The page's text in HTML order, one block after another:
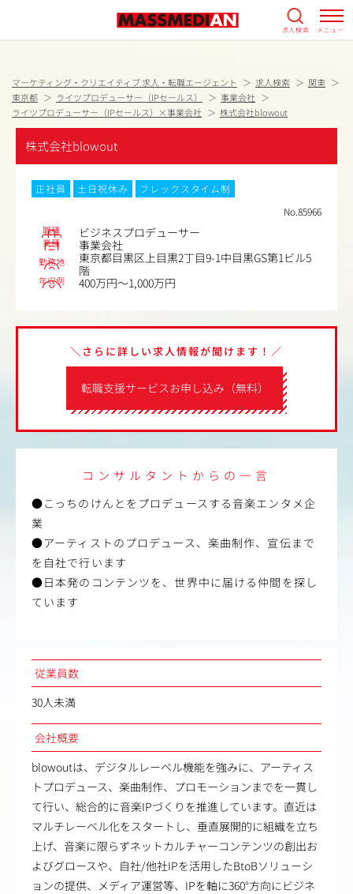
求人検索 メニュー
マーケティング・クリエイティブ 求人・転職エージェント 求人検索
関東
東京都
ライツプロデューサー（IPセールス）
事業会社
ライツプロデューサー（IPセールス）×事業会社
株式会社blowout
株式会社blowout
正社員 土日祝休み
フレックスタイム制
No.85966
職種 ビジネスプロデューサー
業種 事業会社
勤務地
東京都目黒区上目黒2丁目9-1中目黒GS第1ビル5
階
年収例 400万円～1,000万円
転職支援サービスお申し込み（無料）
＼さらに詳しい求人情報が聞けます！／
コンサルタントからの一言
●こっちのけんとをプロデュースする音楽エンタメ企
業
●アーティストのプロデュース、楽曲制作、宣伝まで
を自社で行います
●日本発のコンテンツを、世界中に届ける仲間を探し
ています
従業員数
30人未満
会社概要
blowoutは、デジタルレーベル機能を強みに、アーティス
トプロデュース、楽曲制作、プロモーションまでを一貫し
て行い、総合的に音楽IPづくりを推進しています。直近は
マルチレーベル化をスタートし、垂直展開的に組織を立ち
上げ、音楽に限らずネットカルチャーコンテンツの創出お
よびグロースや、自社/他社IPを活用したBtoBソリューシ
ョンの提供、メディア運営等、IPを軸に360°方向にビジネ